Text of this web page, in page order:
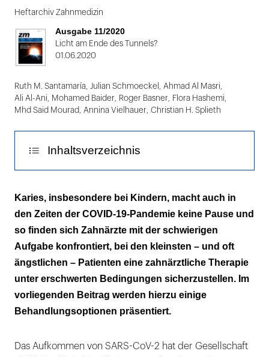
Heftarchiv Zahnmedizin
Ausgabe 11/2020
Licht am Ende des Tunnels?
01.06.2020
Ruth M. Santamaría Julian Schmoeckel Ahmad Al Masri
Ali Al-Ani
Mohamed Baider Roger Basner Flora Hashemi
Mhd Said Mourad
Annina Vielhauer Christian H. Splieth
Inhaltsverzeichnis
Aerosolarme zahnärztliche Maßnahmen
Fazit
Literaturliste
Karies, insbesondere bei Kindern, macht auch in
den Zeiten der COVID-19-Pandemie keine Pause und
so finden sich Zahnärzte mit der schwierigen
Aufgabe konfrontiert, bei den kleinsten – und oft
ängstlichen – Patienten eine zahnärztliche Therapie
unter erschwerten Bedingungen sicherzustellen. Im
vorliegenden Beitrag werden hierzu einige
Behandlungsoptionen präsentiert.
Das Aufkommen von SARS-CoV-2 hat der Gesellschaft